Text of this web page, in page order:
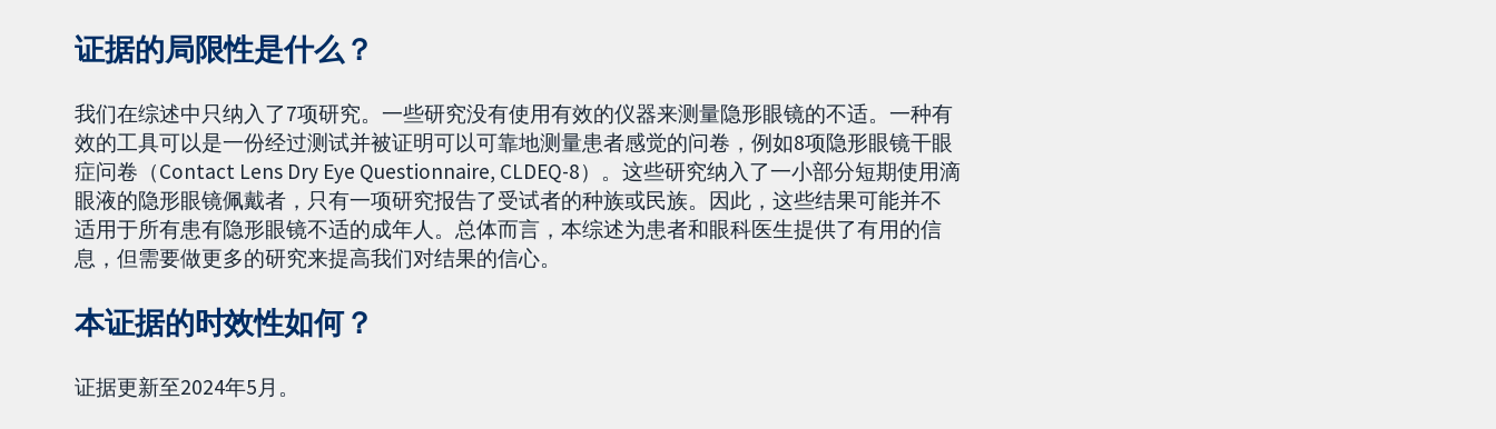
证据的局限性是什么？
我们在综述中只纳入了7项研究。一些研究没有使用有效的仪器来测量隐形眼镜的不适。一种有
效的工具可以是一份经过测试并被证明可以可靠地测量患者感觉的问卷，例如8项隐形眼镜干眼
症问卷（Contact Lens Dry Eye Questionnaire, CLDEQ-8）。这些研究纳入了一小部分短期使用滴
眼液的隐形眼镜佩戴者，只有一项研究报告了受试者的种族或民族。因此，这些结果可能并不
适用于所有患有隐形眼镜不适的成年人。总体而言，本综述为患者和眼科医生提供了有用的信
息，但需要做更多的研究来提高我们对结果的信心。
本证据的时效性如何？
证据更新至2024年5月。